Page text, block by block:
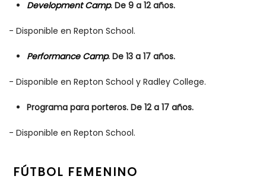
Development Camp. De 9 a 12 años.
- Disponible en Repton School.
Performance Camp. De 13 a 17 años.
- Disponible en Repton School y Radley College.
Programa para porteros. De 12 a 17 años.
- Disponible en Repton School.
FÚTBOL FEMENINO